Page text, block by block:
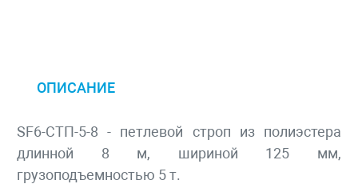
ОПИСАНИЕ
SF6-СТП-5-8 - петлевой строп из полиэстера
длинной 8 м, шириной 125 мм,
грузоподъемностью 5 т.